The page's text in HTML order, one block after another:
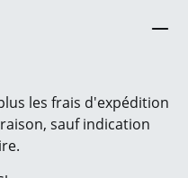
les frais d'expédition
sauf indication